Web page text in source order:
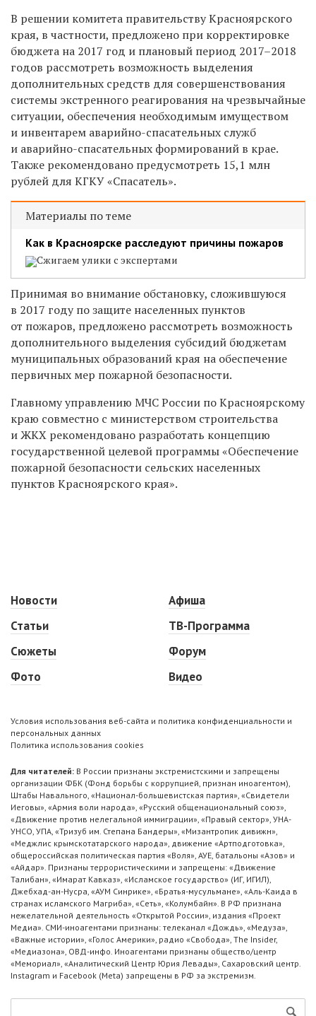
В решении комитета правительству Красноярского
края, в частности, предложено при корректировке
бюджета на 2017 год и плановый период 2017–2018
годов рассмотреть возможность выделения
дополнительных средств для совершенствования
системы экстренного реагирования на чрезвычайные
ситуации, обеспечения необходимым имуществом
и инвентарем аварийно-спасательных служб
и аварийно-спасательных формирований в крае.
Также рекомендовано предусмотреть 15,1 млн
рублей для КГКУ «Спасатель».
Материалы по теме
Как в Красноярске расследуют причины пожаров
Сжигаем улики с экспертами
Принимая во внимание обстановку, сложившуюся
в 2017 году по защите населенных пунктов
от пожаров, предложено рассмотреть возможность
дополнительного выделения субсидий бюджетам
муниципальных образований края на обеспечение
первичных мер пожарной безопасности.
Главному управлению МЧС России по Красноярскому
краю совместно с министерством строительства
и ЖКХ рекомендовано разработать концепцию
государственной целевой программы «Обеспечение
пожарной безопасности сельских населенных
пунктов Красноярского края».
Новости
Статьи
Сюжеты
Фото
Афиша
ТВ-Программа
Форум
Видео
Условия использования веб-сайта и политика конфиденциальности и
персональных данных
Политика использования cookies
Для читателей: В России признаны экстремистскими и запрещены
организации ФБК (Фонд борьбы с коррупцией, признан иноагентом),
Штабы Навального, «Национал-большевистская партия», «Свидетели
Иеговы», «Армия воли народа», «Русский общенациональный союз»,
«Движение против нелегальной иммиграции», «Правый сектор», УНА-
УНСО, УПА, «Тризуб им. Степана Бандеры», «Мизантропик дивижн»,
«Меджлис крымскотатарского народа», движение «Артподготовка»,
общероссийская политическая партия «Воля», АУЕ, батальоны «Азов» и
«Айдар». Признаны террористическими и запрещены: «Движение
Талибан», «Имарат Кавказ», «Исламское государство» (ИГ, ИГИЛ),
Джебхад-ан-Нусра, «АУМ Синрике», «Братья-мусульмане», «Аль-Каида в
странах исламского Магриба», «Сеть», «Колумбайн». В РФ признана
нежелательной деятельность «Открытой России», издания «Проект
Медиа». СМИ-иноагентами признаны: телеканал «Дождь», «Медуза»,
«Важные истории», «Голос Америки», радио «Свобода», The Insider,
«Медиазона», ОВД-инфо. Иноагентами признаны общество/центр
«Мемориал», «Аналитический Центр Юрия Левады», Сахаровский центр.
Instagram и Facebook (Metа) запрещены в РФ за экстремизм.